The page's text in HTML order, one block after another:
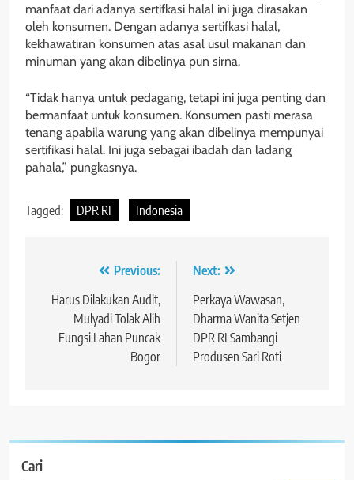
manfaat dari adanya sertifkasi halal ini juga dirasakan
oleh konsumen. Dengan adanya sertifkasi halal,
kekhawatiran konsumen atas asal usul makanan dan
minuman yang akan dibelinya pun sirna.
“Tidak hanya untuk pedagang, tetapi ini juga penting dan
bermanfaat untuk konsumen. Konsumen pasti merasa
tenang apabila warung yang akan dibelinya mempunyai
sertifikasi halal. Ini juga sebagai ibadah dan ladang
pahala,” pungkasnya.
Tagged: DPR RI Indonesia
Navigasi
pos
Previous:
Harus Dilakukan Audit,
Mulyadi Tolak Alih
Fungsi Lahan Puncak
Bogor
Next:
Perkaya Wawasan,
Dharma Wanita Setjen
DPR RI Sambangi
Produsen Sari Roti
Cari